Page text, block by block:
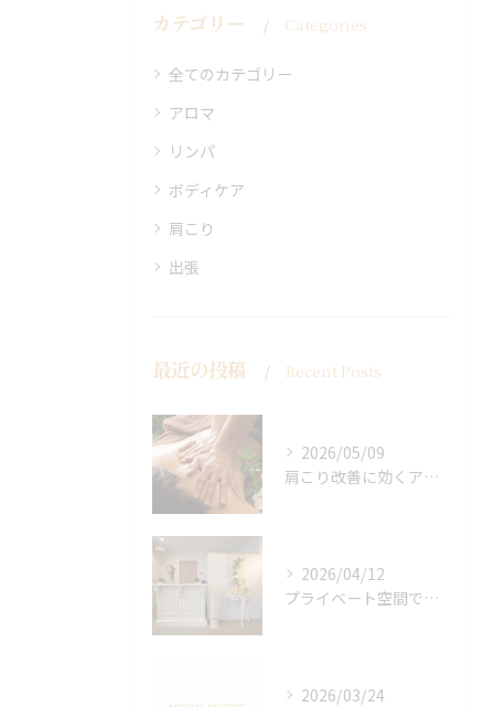
カテゴリー Categories
全てのカテゴリー
アロマ
リンパ
ボディケア
肩こり
出張
最近の投稿 Recent Posts
2026/05/09
肩こり改善に効くアロマリンパの手技と効果
2026/04/12
プライベート空間で極上アロマリンパケアの効果
2026/03/24